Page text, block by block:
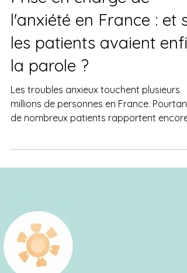
18 juin
Prise en charge de
l'anxiété en France : et si
les patients avaient enfin
la parole ?
Les troubles anxieux touchent plusieurs
millions de personnes en France. Pourtant,
informations contradictoires, des
traitements parfois insuffisants et la
conviction qu'ils devront vivre avec leur
anxiété toute leur vie. Pourtant, les
recommandations internationales